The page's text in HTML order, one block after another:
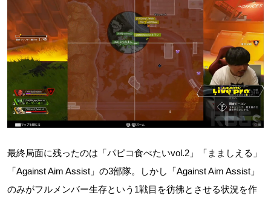
最終局面に残ったのは「パピコ食べたいvol.2」「まましえる」
「Against Aim Assist」の3部隊。しかし「Against Aim Assist」
のみがフルメンバー生存という1戦目を彷彿とさせる状況を作